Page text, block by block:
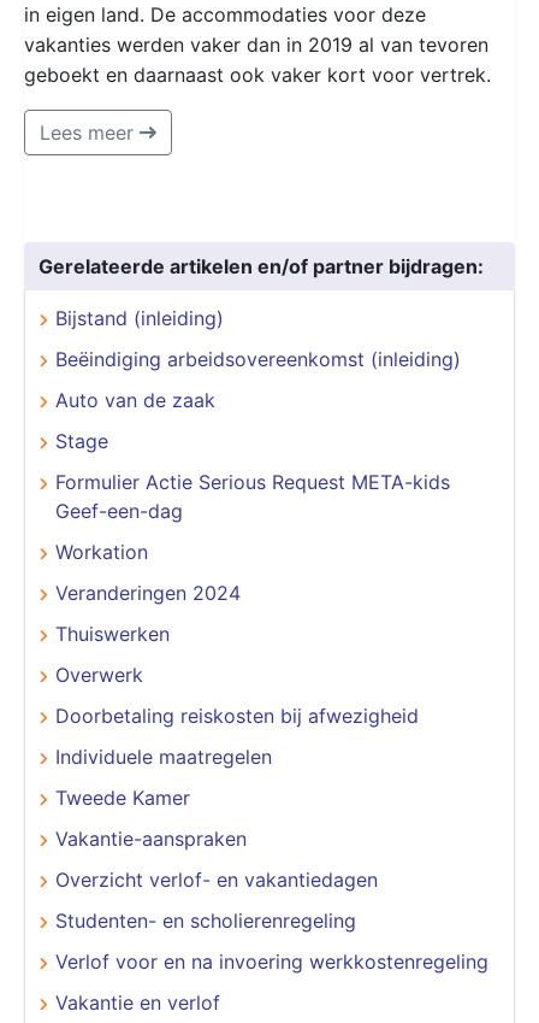
in eigen land. De accommodaties voor deze
vakanties werden vaker dan in 2019 al van tevoren
geboekt en daarnaast ook vaker kort voor vertrek.
Lees meer
Gerelateerde artikelen en/of partner bijdragen:
Bijstand (inleiding)
Beëindiging arbeidsovereenkomst (inleiding)
Auto van de zaak
Stage
Formulier Actie Serious Request META-kids
Geef-een-dag
Workation
Veranderingen 2024
Thuiswerken
Overwerk
Doorbetaling reiskosten bij afwezigheid
Individuele maatregelen
Tweede Kamer
Vakantie-aanspraken
Overzicht verlof- en vakantiedagen
Studenten- en scholierenregeling
Verlof voor en na invoering werkkostenregeling
Vakantie en verlof